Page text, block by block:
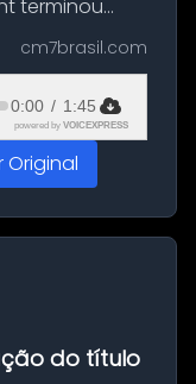
terminou
115
da cidade. O
cm7brasil.com
0:00 / 1:45
powered by VOICEXPRESS
Original
do título